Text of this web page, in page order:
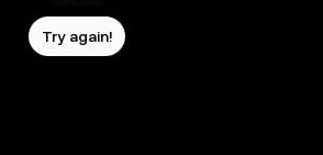
Try again!